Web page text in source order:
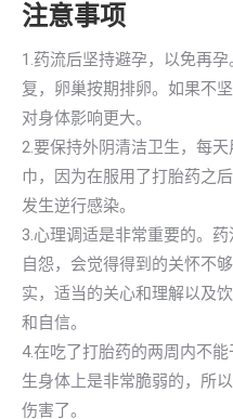
注意事项
1.药流后坚持避孕，以免再
复，卵巢按期排卵。如果不
对身体影响更大。
2.要保持外阴清洁卫生，每
巾，因为在服用了打胎药之
发生逆行感染。
3.心理调适是非常重要的。
自怨，会觉得得到的关怀不
实，适当的关心和理解以及
和自信。
4.在吃了打胎药的两周内不
生身体上是非常脆弱的，所
伤害了。